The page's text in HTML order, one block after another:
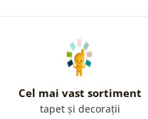
Cel mai vast sortiment
tapet și decorații